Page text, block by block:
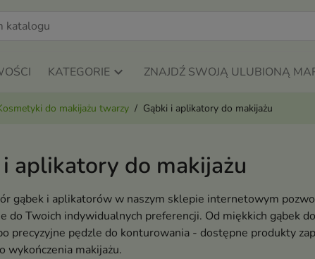
KATEGORIE ZNAJDŹ SWOJĄ ULUBIONĄ
do makijażu twarzy Gąbki i aplikatory do makijażu
aplikatory do makijażu
gąbek i aplikatorów w naszym sklepie internetowym
do Twoich indywidualnych preferencji. Od miękkich gąbek
precyzyjne pędzle do konturowania - dostępne produkty
wykończenia makijażu.